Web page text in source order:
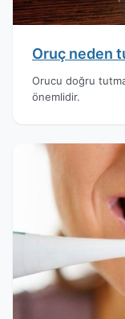
Oruç neden
Orucu doğru
önemlidir.